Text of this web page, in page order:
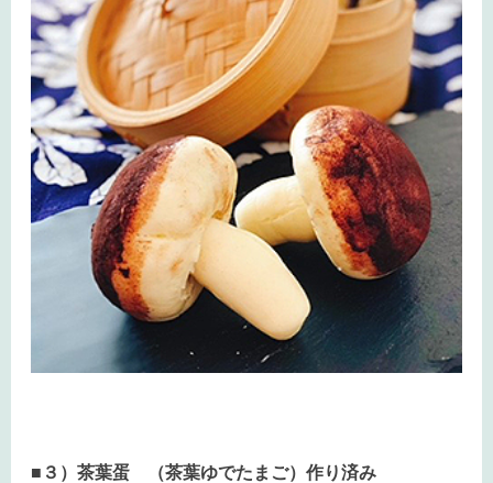
■３）茶葉蛋 （茶葉ゆでたまご）作り済み